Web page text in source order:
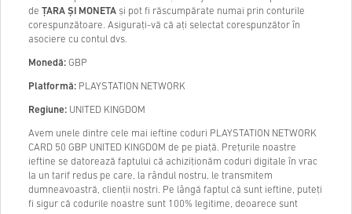
de ȚARA ȘI MONETA și pot fi răscumpărate numai prin conturile
corespunzătoare. Asigurați-vă că ați selectat corespunzător în
asociere cu contul dvs.
Monedă: GBP
Platformă: PLAYSTATION NETWORK
Regiune: UNITED KINGDOM
Avem unele dintre cele mai ieftine coduri PLAYSTATION NETWORK
CARD 50 GBP UNITED KINGDOM de pe piață. Prețurile noastre
ieftine se datorează faptului că achiziționăm coduri digitale în vrac
la un tarif redus pe care, la rândul nostru, le transmitem
dumneavoastră, clienții noștri. Pe lângă faptul că sunt ieftine, puteți
fi sigur că codurile noastre sunt 100% legitime, deoarece sunt